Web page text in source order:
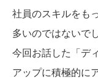
社員のスキルをも
多いのではないで
今回お話した「デ
アップに積極的に